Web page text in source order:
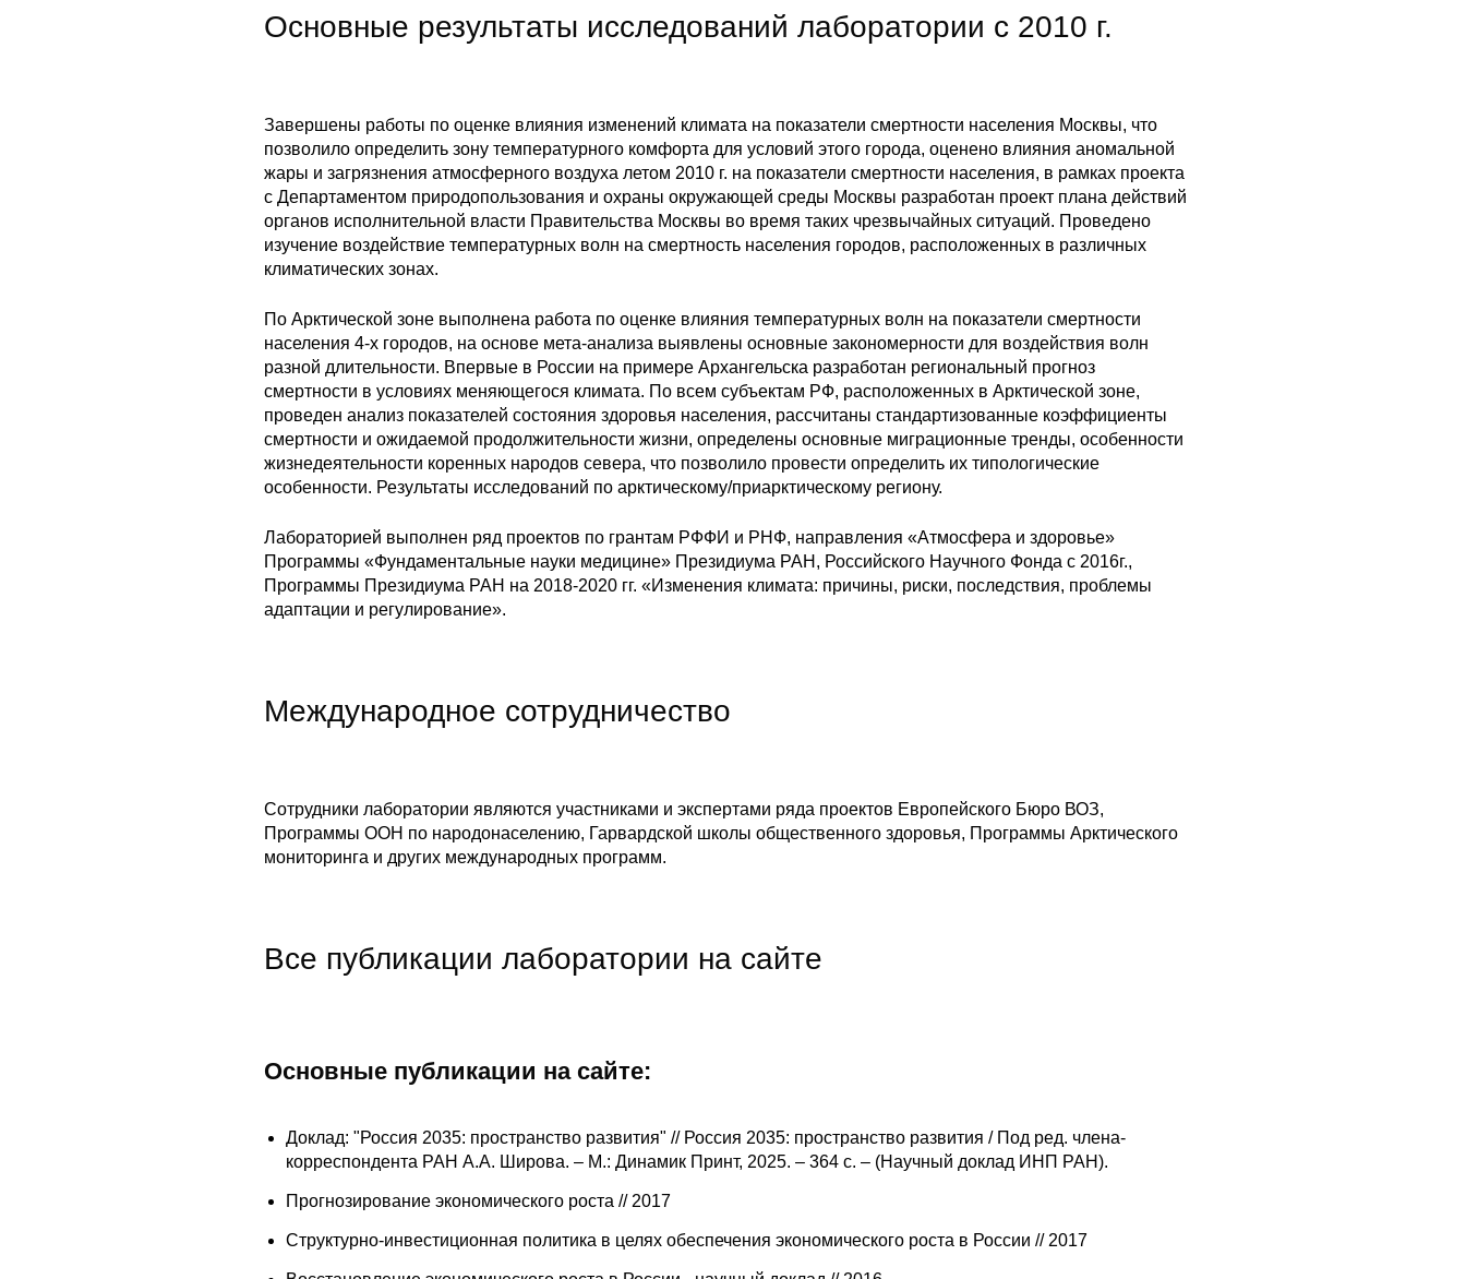
Основные результаты исследований лаборатории с 2010 г.
Завершены работы по оценке влияния изменений климата на показатели смертности населения Москвы, что
позволило определить зону температурного комфорта для условий этого города, оценено влияния аномальной
жары и загрязнения атмосферного воздуха летом 2010 г. на показатели смертности населения, в рамках проекта
с Департаментом природопользования и охраны окружающей среды Москвы разработан проект плана действий
органов исполнительной власти Правительства Москвы во время таких чрезвычайных ситуаций. Проведено
изучение воздействие температурных волн на смертность населения городов, расположенных в различных
климатических зонах.
По Арктической зоне выполнена работа по оценке влияния температурных волн на показатели смертности
населения 4-х городов, на основе мета-анализа выявлены основные закономерности для воздействия волн
разной длительности. Впервые в России на примере Архангельска разработан региональный прогноз
смертности в условиях меняющегося климата. По всем субъектам РФ, расположенных в Арктической зоне,
проведен анализ показателей состояния здоровья населения, рассчитаны стандартизованные коэффициенты
смертности и ожидаемой продолжительности жизни, определены основные миграционные тренды, особенности
жизнедеятельности коренных народов севера, что позволило провести определить их типологические
особенности. Результаты исследований по арктическому/приарктическому региону.
Лабораторией выполнен ряд проектов по грантам РФФИ и РНФ, направления «Атмосфера и здоровье»
Программы «Фундаментальные науки медицине» Президиума РАН, Российского Научного Фонда с 2016г.,
Программы Президиума РАН на 2018-2020 гг. «Изменения климата: причины, риски, последствия, проблемы
адаптации и регулирование».
Международное сотрудничество
Сотрудники лаборатории являются участниками и экспертами ряда проектов Европейского Бюро ВОЗ,
Программы ООН по народонаселению, Гарвардской школы общественного здоровья, Программы Арктического
мониторинга и других международных программ.
Все публикации лаборатории на сайте
Основные публикации на сайте:
Доклад: "Россия 2035: пространство развития" // Россия 2035: пространство развития / Под ред. члена-
корреспондента РАН А.А. Широва. – М.: Динамик Принт, 2025. – 364 с. – (Научный доклад ИНП РАН).
Прогнозирование экономического роста // 2017
Cтруктурно-инвестиционная политика в целях обеспечения экономического роста в России // 2017